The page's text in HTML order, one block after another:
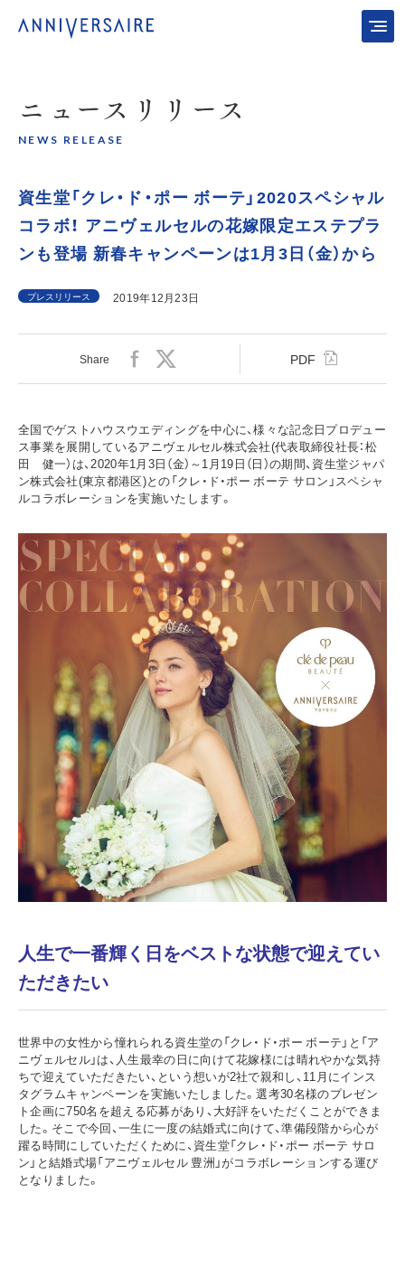
ニュース リリース
NEWS RELEASE
資生堂「クレ・ド・ポー ボーテ」2020スペシャル
コラボ！ アニヴェルセルの花嫁限定エステプラ
ンも登場 新春キャンペーンは1月3日（金）から
プレスリリース 2019年12月23日
Share PDF
全国でゲストハウスウエディングを中心に、様々な記念日プロデュー
ス事業を展開しているアニヴェルセル株式会社(代表取締役社長：松
田 健一）は、2020年1月3日（金）～1月19日（日）の期間、資生堂ジャパ
ン株式会社(東京都港区)との「クレ・ド・ポー ボーテ サロン」スペシャ
ルコラボレーションを実施いたします。
人生で一番輝く日をベストな状態で迎えてい
ただきたい
世界中の女性から憧れられる資生堂の「クレ・ド・ポー ボーテ」と「ア
ニヴェルセル」は、人生最幸の日に向けて花嫁様には晴れやかな気持
ちで迎えていただきたい、という想いが2社で親和し、11月にインス
タグラムキャンペーンを実施いたしました。選考30名様のプレゼン
ト企画に750名を超える応募があり、大好評をいただくことができま
した。そこで今回、一生に一度の結婚式に向けて、準備段階から心が
躍る時間にしていただくために、資生堂「クレ・ド・ポー ボーテ サロ
ン」と結婚式場「アニヴェルセル 豊洲」がコラボレーションする運び
となりました。